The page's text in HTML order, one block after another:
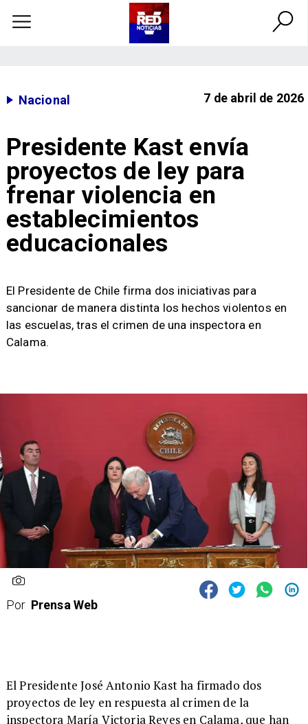
Nacional 7 de abril de 2026
Presidente Kast envía
proyectos de ley para
frenar violencia en
establecimientos
educacionales
El Presidente de Chile firma dos iniciativas para
sancionar de manera distinta los hechos violentos en
las escuelas, tras el crimen de una inspectora en
Calama.
Por Prensa Web
El Presidente José Antonio Kast ha firmado dos
proyectos de ley en respuesta al crimen de la
inspectora María Victoria Reyes en Calama, que han